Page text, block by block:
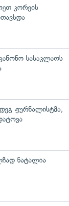
კორეის
სასაკლაოს
ჟურნალისტმა,
ნატალია